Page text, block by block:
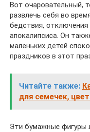
Вот очаровательный,
развлечь себя во
бедствия, отключения
апокалипсиса. Он
маленьких детей
праздников в этот
Читайте также:
для семечек,
Эти бумажные фигуры